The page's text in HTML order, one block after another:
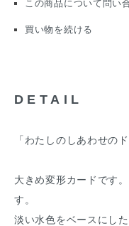
この商品について問い
買い物を続ける
DETAIL
「わたしのしあわせの
大きめ変形カードです
す。
淡い水色をベースにし